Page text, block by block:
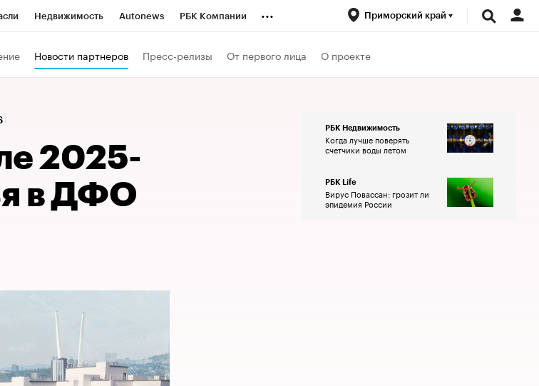
Недвижимость Autonews РБК Компании
Бизнес Технологии и медиа
... Приморский край
Новости партнеров Пресс-релизы От первого лица О проекте
2025-
в ДФО
РБК Недвижимость
Когда лучше поверять
счетчики воды летом
РБК Life
Вирус Повассан: грозит ли
эпидемия России